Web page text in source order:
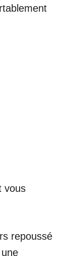
vous
repoussé